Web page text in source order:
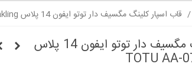
/ قاب اسپار کلینگ مگسیف دار توتو ایفون 14 پلاس Totu AA-070 Spakling
قاب اسپار کلینگ مگسیف دار توتو ایفون 14 پلاس
TOTU AA-